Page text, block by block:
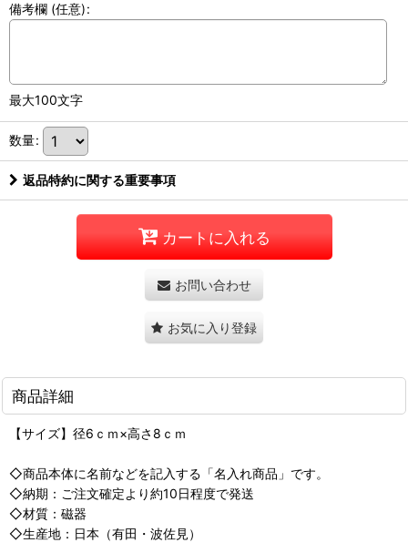
備考欄 (任意):
最大100文字
数量:
返品特約に関する重要事項
カートに入れる
お問い合わせ
お気に入り登録
商品詳細
【サイズ】径6ｃｍ×高さ8ｃｍ
◇商品本体に名前などを記入する「名入れ商品」です。
◇納期：ご注文確定より約10日程度で発送
◇材質：磁器
◇生産地：日本（有田・波佐見）